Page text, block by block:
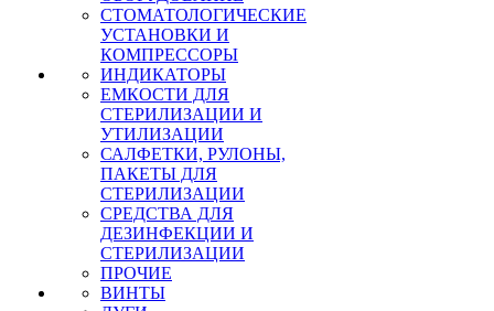
СТОМАТОЛОГИЧЕСКИЕ
УСТАНОВКИ И
КОМПРЕССОРЫ
ИНДИКАТОРЫ
ЕМКОСТИ ДЛЯ
СТЕРИЛИЗАЦИИ И
УТИЛИЗАЦИИ
САЛФЕТКИ, РУЛОНЫ,
ПАКЕТЫ ДЛЯ
СТЕРИЛИЗАЦИИ
СРЕДСТВА ДЛЯ
ДЕЗИНФЕКЦИИ И
СТЕРИЛИЗАЦИИ
ПРОЧИЕ
ВИНТЫ